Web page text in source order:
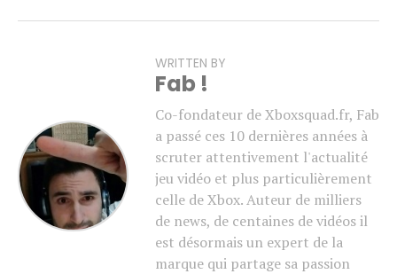
WRITTEN BY
Fab !
Co-fondateur de Xboxsquad.fr, Fab
a passé ces 10 dernières années à
scruter attentivement l'actualité
jeu vidéo et plus particulièrement
celle de Xbox. Auteur de milliers
de news, de centaines de vidéos il
est désormais un expert de la
marque qui partage sa passion